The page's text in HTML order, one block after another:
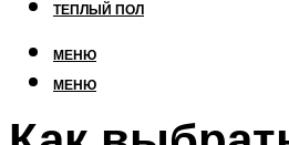
ТЕПЛЫЙ ПОЛ
МЕНЮ
МЕНЮ